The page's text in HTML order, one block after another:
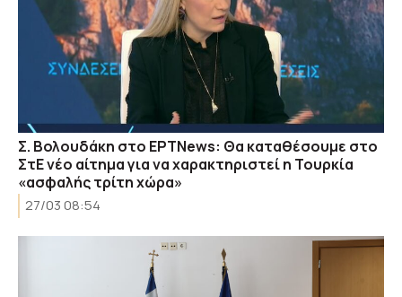
Σ. Βολουδάκη στο ΕΡΤΝews: Θα καταθέσουμε στο
ΣτΕ νέο αίτημα για να χαρακτηριστεί η Τουρκία
«ασφαλής τρίτη χώρα»
27/03 08:54